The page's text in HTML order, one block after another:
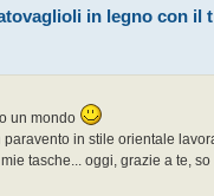
in legno con il
un mondo
in stile orientale
tasche... oggi, grazie a te,